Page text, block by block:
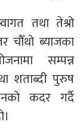
तथा तेश्रो
चौँथो ब्याजका
सम्पन्न
शताब्दी पुरुष
कदर गर्दै